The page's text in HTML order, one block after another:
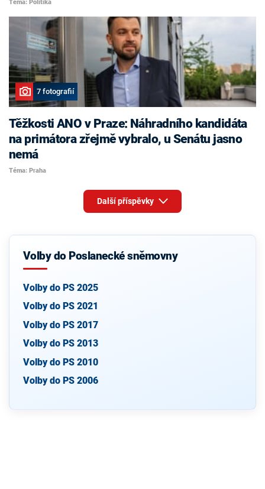
Téma: Politika
7 fotografií
Těžkosti ANO v Praze: Náhradního kandidáta
na primátora zřejmě vybralo, u Senátu jasno
nemá
Téma: Praha
Další příspěvky
Volby do Poslanecké sněmovny
Volby do PS 2025
Volby do PS 2021
Volby do PS 2017
Volby do PS 2013
Volby do PS 2010
Volby do PS 2006